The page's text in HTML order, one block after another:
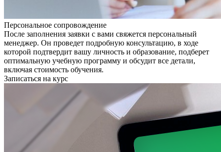
Персональное сопровождение
После заполнения заявки с вами свяжется персональный
менеджер. Он проведет подробную консультацию, в ходе
которой подтвердит вашу личность и образование, подберет
оптимальную учебную программу и обсудит все детали,
включая стоимость обучения.
Записаться на курс